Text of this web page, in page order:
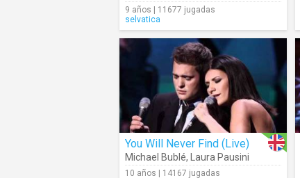
9 años | 11677 jugadas
selvatica
You Will Never Find (Live)
Michael Bublé, Laura Pausini
10 años | 14167 jugadas